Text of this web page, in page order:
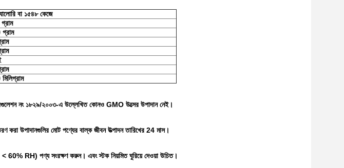
বা ১৫৪৮ কেজে
নং ১৮২৯/২০০৩-এ উল্লেখিত কোনও GMO উত্সের উপাদান নেই।
করা উপাদানগুলির মোট পণ্যের বাল্ক জীবন উত্পাদন তারিখের 24 মাস।
60% RH) পণ্য সংরক্ষণ করুন। এবং স্টক নিয়মিত ঘুরিয়ে দেওয়া উচিত।